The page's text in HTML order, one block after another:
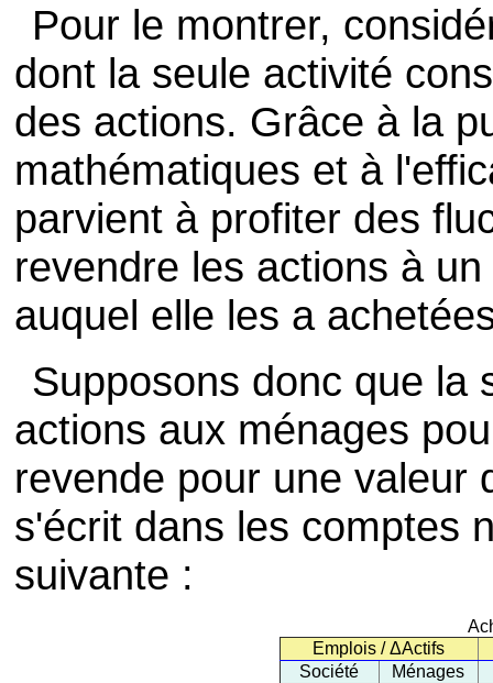
Pour le montrer,
dont la seule activité
des actions. Grâce à la
mathématiques et à
parvient à profiter des
revendre les actions à
auquel elle les a
Supposons donc que la
actions aux ménages
revende pour une valeur
s'écrit dans les comptes
suivante :
Emplois / ΔActifs
Société
Ménages